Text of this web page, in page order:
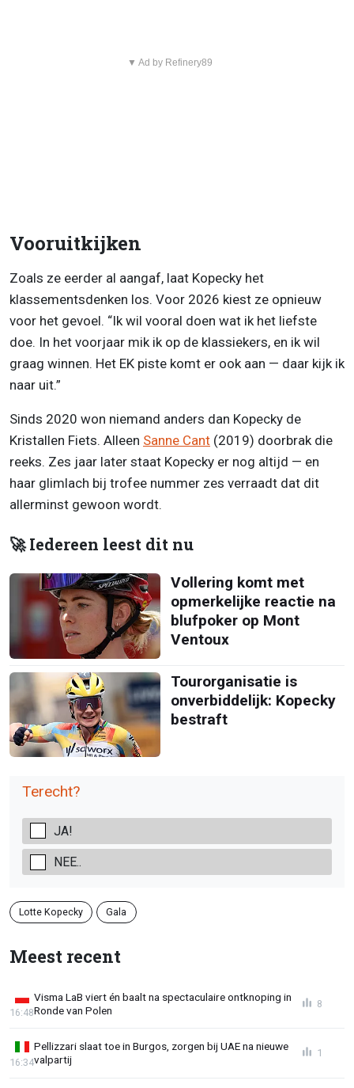
▼ Ad by Refinery89
Vooruitkijken
Zoals ze eerder al aangaf, laat Kopecky het
klassementsdenken los. Voor 2026 kiest ze opnieuw
voor het gevoel. “Ik wil vooral doen wat ik het liefste
doe. In het voorjaar mik ik op de klassiekers, en ik wil
graag winnen. Het EK piste komt er ook aan — daar kijk ik
naar uit.”
Sinds 2020 won niemand anders dan Kopecky de
Kristallen Fiets. Alleen Sanne Cant (2019) doorbrak die
reeks. Zes jaar later staat Kopecky er nog altijd — en
haar glimlach bij trofee nummer zes verraadt dat dit
allerminst gewoon wordt.
🚀 Iedereen leest dit nu
Vollering komt met
opmerkelijke reactie na
blufpoker op Mont
Ventoux
Tourorganisatie is
onverbiddelijk: Kopecky
bestraft
Terecht?
JA!
NEE..
Lotte Kopecky Gala
Meest recent
Visma LaB viert én baalt na spectaculaire ontknoping in
Ronde van Polen
16:48
8
Pellizzari slaat toe in Burgos, zorgen bij UAE na nieuwe
valpartij
16:34
1